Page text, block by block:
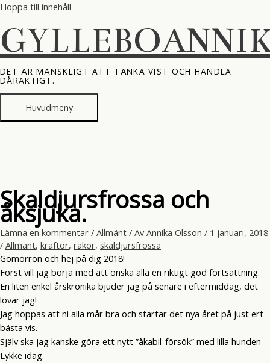
Hoppa till innehåll
DET ÄR MÄNSKLIGT ATT TÄNKA VIST OCH HANDLA
DÅRAKTIGT.
Huvudmeny
Skaldjursfrossa och
åksjuka.
Lämna en kommentar / Allmänt / Av Annika Olsson / 1 januari, 2018
/ Allmänt, kräftor, räkor, skaldjursfrossa
Gomorron och hej på dig 2018!
Först vill jag börja med att önska alla en riktigt god fortsättning.
En liten enkel årskrönika bjuder jag på senare i eftermiddag, det
lovar jag!
Jag hoppas att ni alla mår bra och startar det nya året på just ert
bästa vis.
Själv ska jag kanske göra ett nytt ”åkabil-försök” med lilla hunden
Lykke idag.